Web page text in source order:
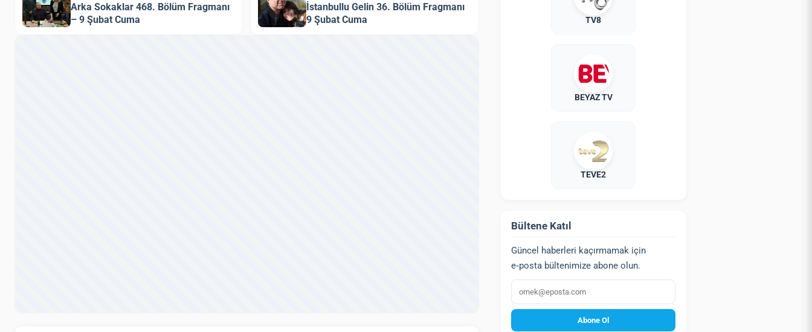
Arka Sokaklar 468. Bölüm Fragmanı
– 9 Şubat Cuma
İstanbullu Gelin 36. Bölüm Fragmanı
9 Şubat Cuma
TV8
BEYAZ TV
TEVE2
Bültene Katıl
Güncel haberleri kaçırmamak için
e‑posta bültenimize abone olun.
E‑posta
Abone Ol